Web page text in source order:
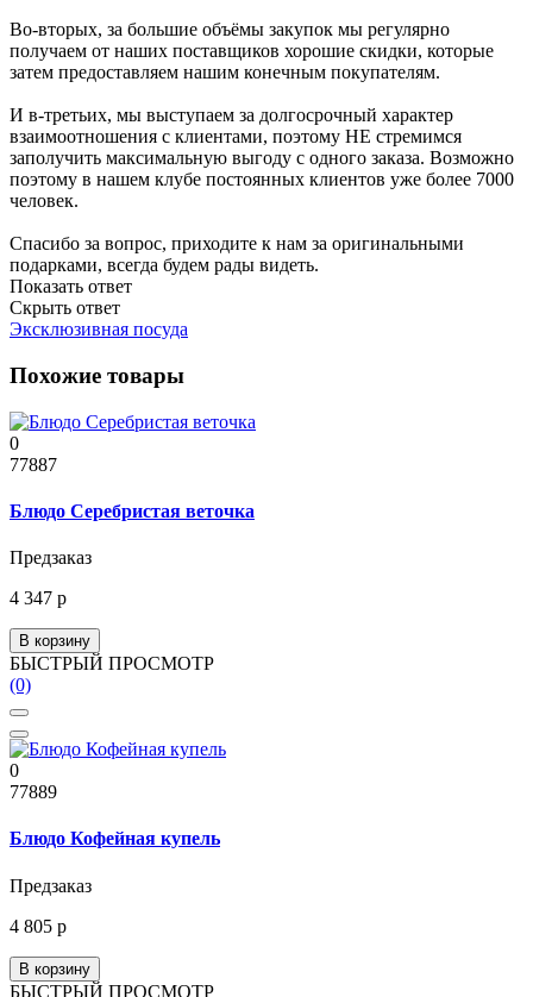
Во-вторых, за большие объёмы закупок мы регулярно
получаем от наших поставщиков хорошие скидки, которые
затем предоставляем нашим конечным покупателям.
И в-третьих, мы выступаем за долгосрочный характер
взаимоотношения с клиентами, поэтому НЕ стремимся
заполучить максимальную выгоду с одного заказа. Возможно
поэтому в нашем клубе постоянных клиентов уже более 7000
человек.
Спасибо за вопрос, приходите к нам за оригинальными
подарками, всегда будем рады видеть.
Показать ответ
Скрыть ответ
Эксклюзивная посуда
Похожие товары
0
77887
Блюдо Серебристая веточка
Предзаказ
4 347 р
В корзину
БЫСТРЫЙ ПРОСМОТР
(0)
0
77889
Блюдо Кофейная купель
Предзаказ
4 805 р
В корзину
БЫСТРЫЙ ПРОСМОТР